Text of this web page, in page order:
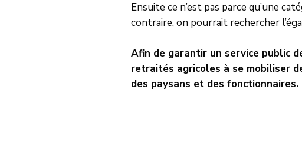
Ensuite ce n’est pas parce qu’une
contraire, on pourrait rechercher
Afin de garantir un service public
retraités agricoles à se mobiliser
des paysans et des fonctionnaires.